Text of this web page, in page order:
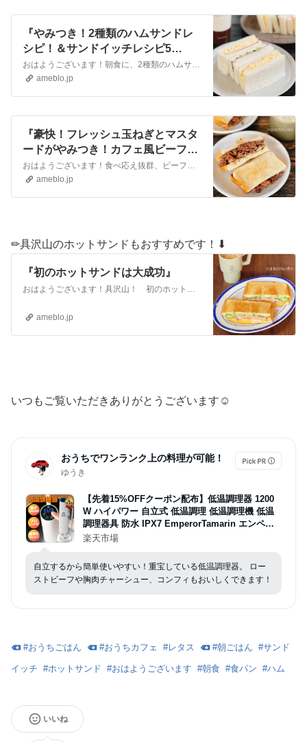
『やみつき！2種類のハムサンドレ
シピ！＆サンドイッチレシピ5
選！』
おはようございます！朝食に、2種類のハムサンド。ひとつは、ハムチーズ、きゅうりのサンド。きゅうりが入ると、フレッシュ感とパリパリ食感がプラスされておいしい。食…
ameblo.jp
『豪快！フレッシュ玉ねぎとマスタ
ードがやみつき！カフェ風ビーフサ
ンドイッチ』
おはようございます！食べ応え抜群、ビーフサンドイッチレシピのご紹介です。にんにくをきかせて、甘辛く味付けした牛肉を、豪華に挟みました。こってりビーフに、フレッ…
ameblo.jp
✏︎具沢山のホットサンドもおすすめです！⬇︎
『初のホットサンドは大成功』
おはようございます！具沢山！ 初のホットサンド。『充実の1日』こんばんは！最近は、忙しく過ごしていて家族が揃う時間もあまりなかった気がします。夫婦もすれ違う時…
ameblo.jp
いつもご覧いただきありがとうございます☺︎
おうちでワンランク上の料理が可能！
ゆうき
【先着15%OFFクーポン配布】低温調理器 1200
W ハイパワー 自立式 低温調理 低温調理機 低温
調理器具 防水 IPX7 EmperorTamarin エンペラ
ータマリン スロークッカー タイマー 温度設定 タ
ーフ レシピ キッチン家電 ギフト
楽天市場
自立するから簡単使いやすい！重宝している低温調理器。 ロー
ストビーフや胸肉チャーシュー、コンフィもおいしくできます！
#おうちごはん #おうちカフェ #レタス #朝ごはん #サンド
イッチ #ホットサンド #おはようございます #朝食 #食パン #ハム
いいね